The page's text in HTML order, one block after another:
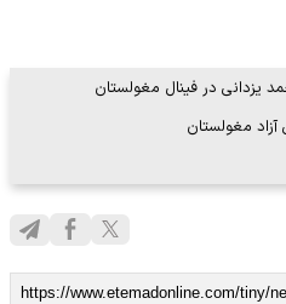
یزدانی در فینال مغولستان
مغولستان